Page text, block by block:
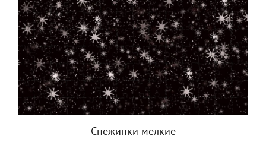
Снежинки мелкие